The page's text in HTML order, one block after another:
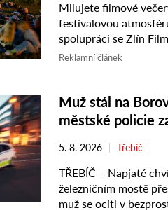
Milujete filmové
festivalovou
spolupráci se Zlín
o vstupenky do
Reklamní článek
Muž stál na
městské policie
5. 8. 2026 Třebíč
TŘEBÍČ – Napjaté
železničním mostě
muž se ocitl v